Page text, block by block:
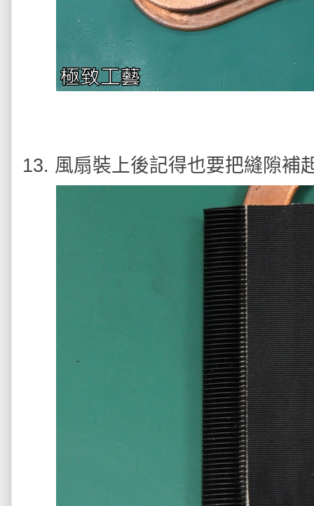
13. 風扇裝上後記得也要把縫隙補